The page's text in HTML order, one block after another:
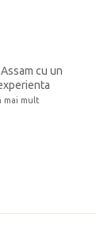
cu un
mai mult